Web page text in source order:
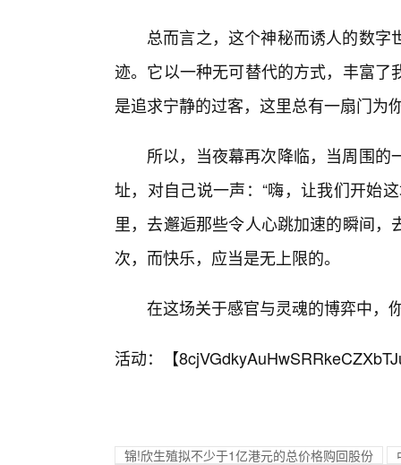
总而言之，这个神秘而诱人的数
迹。它以一种无可替代的方式，丰富
是追求宁静的过客，这里总有一扇门为
所以，当夜幕再次降临，当周围
址，对自己说一声：“嗨，让我们开始
里，去邂逅那些令人心跳加速的瞬间
次，而快乐，应当是无上限的。
在这场关于感官与灵魂的博弈中，
活动：【
锦!欣生殖拟不少于1亿港元的总价格购回股份